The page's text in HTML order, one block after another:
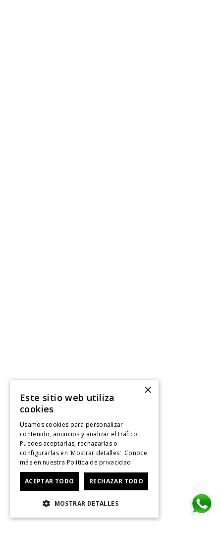
×
Este sitio web utiliza
cookies
Usamos cookies para personalizar
contenido, anuncios y analizar el tráfico.
Puedes aceptarlas, rechazarlas o
configurarlas en 'Mostrar detalles'. Conoce
más en nuestra Política de privacidad
ACEPTAR TODO RECHAZAR TODO
MOSTRAR DETALLES